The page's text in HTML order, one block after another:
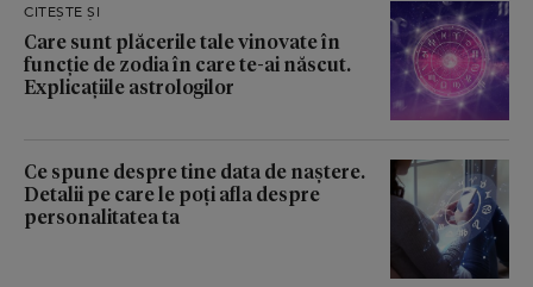
CITEȘTE ȘI
Care sunt plăcerile tale vinovate în
funcție de zodia în care te-ai născut.
Explicațiile astrologilor
Ce spune despre tine data de naștere.
Detalii pe care le poți afla despre
personalitatea ta